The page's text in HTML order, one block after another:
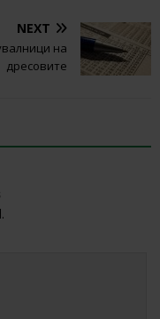
NEXT
на
дресовите